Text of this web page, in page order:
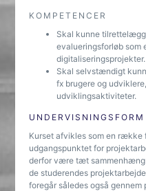
KOMPETENCER
Skal kunne
evalueringsforløb som
digitaliseringsprojekter.
Skal selvstændigt
fx brugere og
udviklingsaktiviteter.
UNDERVISNINGSFORM
Kurset afvikles som en
udgangspunktet for
derfor være tæt sammenhæng
de studerendes
foregår således også